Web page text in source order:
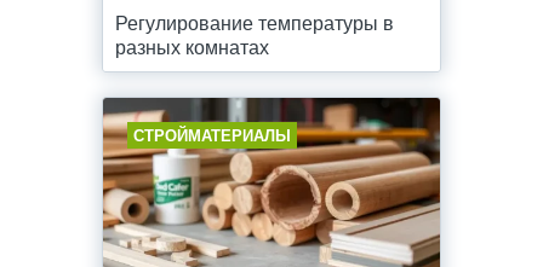
Регулирование температуры в
разных комнатах
СТРОЙМАТЕРИАЛЫ